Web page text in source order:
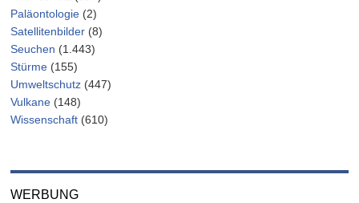
Paläontologie (2)
Satellitenbilder (8)
Seuchen (1.443)
Stürme (155)
Umweltschutz (447)
Vulkane (148)
Wissenschaft (610)
WERBUNG